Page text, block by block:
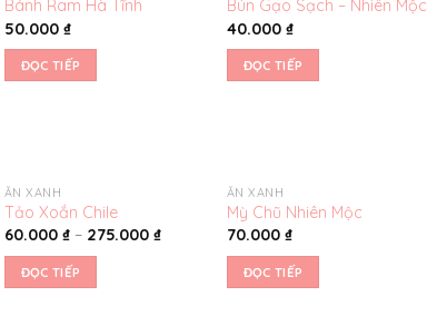
Bánh Ram Hà Tĩnh
50.000 ₫
ĐỌC TIẾP
thích
Bún Gạo Sạch – Nhiên Mộc
40.000 ₫
ĐỌC TIẾP
ĂN XANH
Tảo Xoắn Chile
60.000 ₫– 275.000 ₫
ĐỌC TIẾP
ĂN XANH
Mỳ Chũ Nhiên Mộc
70.000 ₫
ĐỌC TIẾP